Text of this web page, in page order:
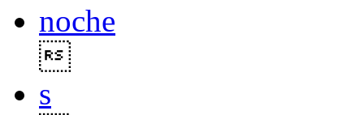
noche
s